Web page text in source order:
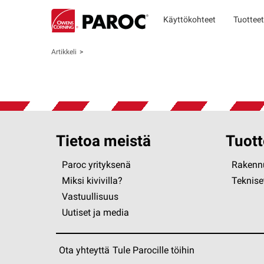
Käyttökohteet Tuotteet
Artikkeli
Tietoa meistä
Paroc yrityksenä
Miksi kivivilla?
Vastuullisuus
Uutiset ja media
Ota yhteyttä Tule Parocille töihin